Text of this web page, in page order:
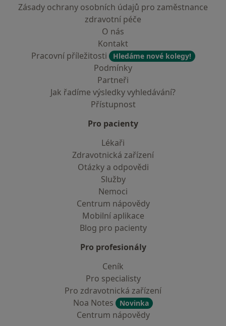
Zásady ochrany osobních údajů pro zaměstnance
zdravotní péče
O nás
Kontakt
Pracovní příležitosti
Hledáme nové kolegy!
Podmínky
Partneři
Jak řadíme výsledky vyhledávání?
Přístupnost
Pro pacienty
Lékaři
Zdravotnická zařízení
Otázky a odpovědi
Služby
Nemoci
Centrum nápovědy
Mobilní aplikace
Blog pro pacienty
Pro profesionály
Ceník
Pro specialisty
Pro zdravotnická zařízení
Noa Notes
Novinka
Centrum nápovědy